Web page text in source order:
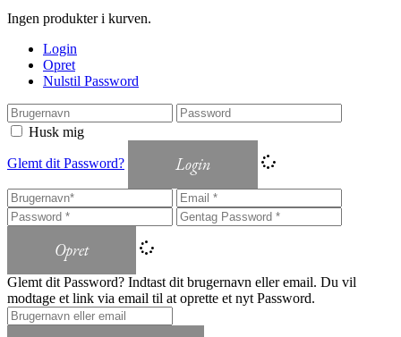
Ingen produkter i kurven.
Login
Opret
Nulstil Password
Husk mig
Glemt dit Password? Login
Opret
Glemt dit Password? Indtast dit brugernavn eller email. Du vil
modtage et link via email til at oprette et nyt Password.